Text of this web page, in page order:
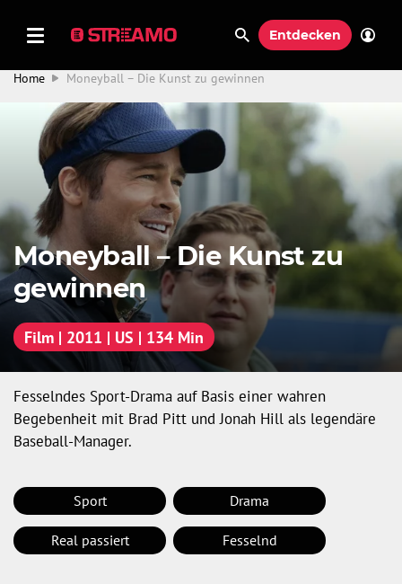
Entdecken
Home Moneyball – Die Kunst zu gewinnen
Moneyball – Die Kunst zu
gewinnen
Film | 2011 | US | 134 Min
Fesselndes Sport-Drama auf Basis einer wahren
Begebenheit mit Brad Pitt und Jonah Hill als legendäre
Baseball-Manager.
Sport Drama
Real passiert Fesselnd